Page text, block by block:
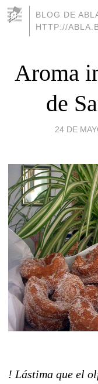
BLOG DE
HTTP://
Aroma
de
24 DE
! Lástima que el